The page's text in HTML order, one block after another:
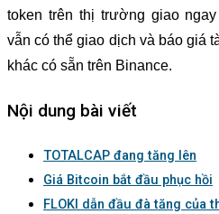
token trên thị trường giao
vẫn có thể giao dịch và báo giá
khác có sẵn trên Binance.
Nội dung bài viết
TOTALCAP đang tăng lên
Giá Bitcoin bắt đầu phục hồi
FLOKI dẫn đầu đà tăng của